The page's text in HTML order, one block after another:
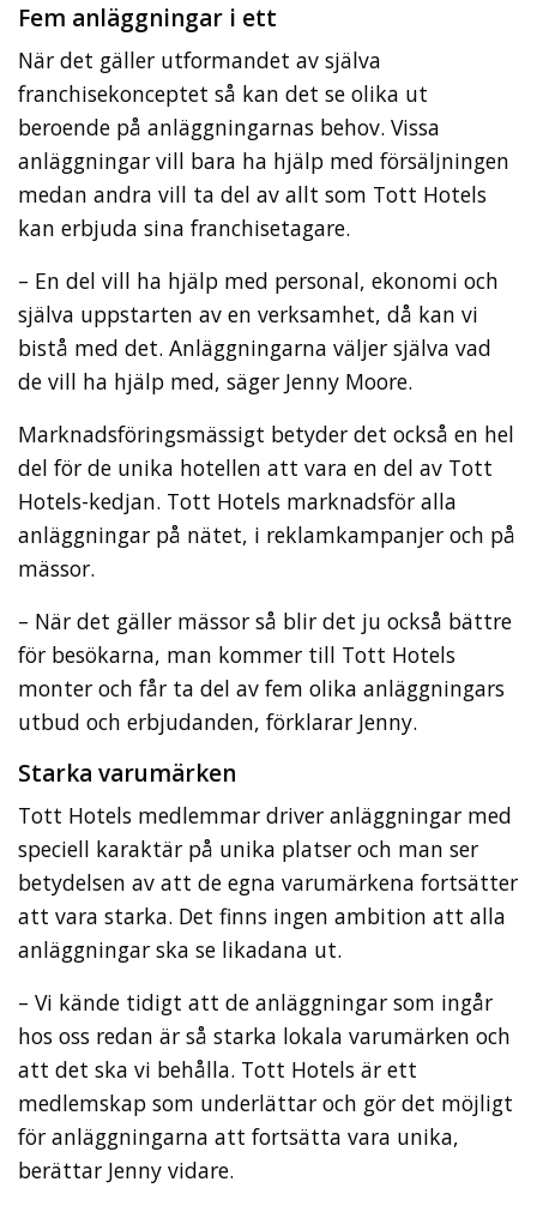
Fem anläggningar i ett
När det gäller utformandet av själva
franchisekonceptet så kan det se olika ut
beroende på anläggningarnas behov. Vissa
anläggningar vill bara ha hjälp med försäljningen
medan andra vill ta del av allt som Tott Hotels
kan erbjuda sina franchisetagare.
– En del vill ha hjälp med personal, ekonomi och
själva uppstarten av en verksamhet, då kan vi
bistå med det. Anläggningarna väljer själva vad
de vill ha hjälp med, säger Jenny Moore.
Marknadsföringsmässigt betyder det också en hel
del för de unika hotellen att vara en del av Tott
Hotels-kedjan. Tott Hotels marknadsför alla
anläggningar på nätet, i reklamkampanjer och på
mässor.
– När det gäller mässor så blir det ju också bättre
för besökarna, man kommer till Tott Hotels
monter och får ta del av fem olika anläggningars
utbud och erbjudanden, förklarar Jenny.
Starka varumärken
Tott Hotels medlemmar driver anläggningar med
speciell karaktär på unika platser och man ser
betydelsen av att de egna varumärkena fortsätter
att vara starka. Det finns ingen ambition att alla
anläggningar ska se likadana ut.
– Vi kände tidigt att de anläggningar som ingår
hos oss redan är så starka lokala varumärken och
att det ska vi behålla. Tott Hotels är ett
medlemskap som underlättar och gör det möjligt
för anläggningarna att fortsätta vara unika,
berättar Jenny vidare.